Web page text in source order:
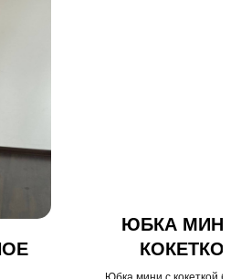
ЮБКА МИНИ
КОКЕТКОЙ
БОРДОВАЯ